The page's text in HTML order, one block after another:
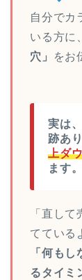
自分でカ
いる方に
穴」
をお
実は
跡あ
上ダ
ます。
「直し
てている
「何も
るタイミ